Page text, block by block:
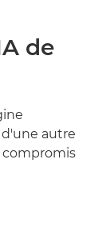
de
autre
compromis